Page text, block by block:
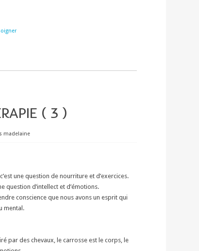
( 3 )
madelaine
une question de nourriture et d’exercices.
question d’intellect et d’émotions.
conscience que nous avons un esprit qui
mental.
par des chevaux, le carrosse est le corps, le